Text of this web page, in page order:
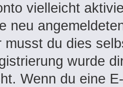
vielleicht
neu
musst du dies
wurde
Wenn du eine